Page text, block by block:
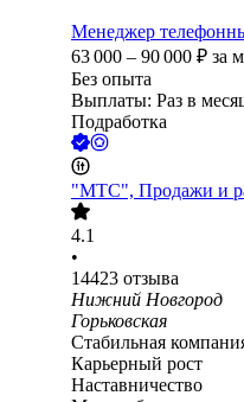
Менеджер
63 000 – 90 000 ₽ за
Без опыта
Выплаты: Раз в
Подработка
"МТС", Продажи и
4.1
•
14423 отзыва
Нижний Новгород
Горьковская
Стабильная
Карьерный рост
Наставничество